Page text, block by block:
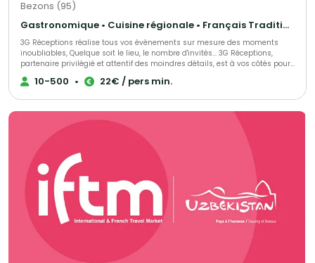
Bezons (95)
Gastronomique • Cuisine régionale • Français Traditionnel
3G Réceptions réalise tous vos évènements sur mesure des moments
inoubliables, Quelque soit le lieu, le nombre d'invités... 3G Réceptions,
partenaire privilégié et attentif des moindres détails, est à vos côtés pour
organiser votre réception, et vous accompagne depuis la conception
jusqu'à la fin de votre événement. Vous voulez de la féérie, de la
10-500 • 22€ / pers min.